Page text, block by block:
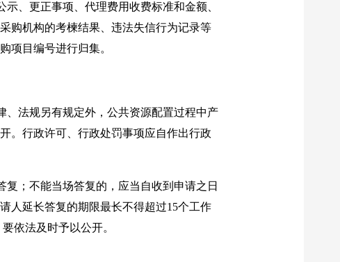
、更正事项、代理费用收费标准和金额、
购机构的考楝结果、违法失信行为记录等
项目编号进行归集。
、法规另有规定外，公共资源配置过程中产
。行政许可、行政处罚事项应自作出行政
；不能当场答复的，应当自收到申请之日
人延长答复的期限最长不得超过15个工作
依法及时予以公开。